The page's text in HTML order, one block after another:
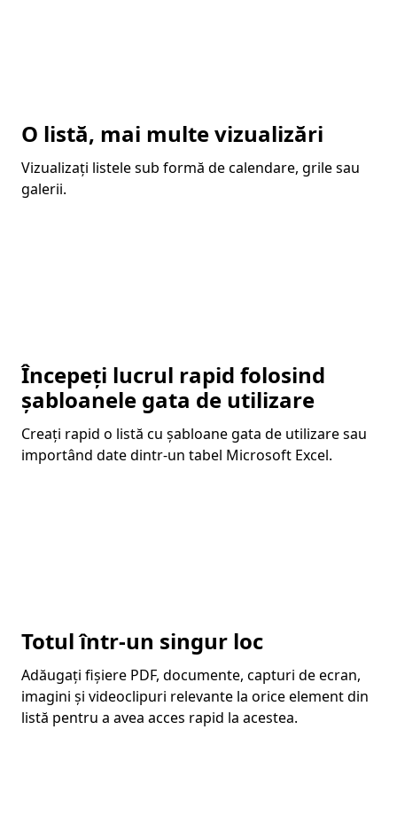
O listă, mai multe vizualizări
Vizualizați listele sub formă de calendare, grile sau
galerii.
Începeți lucrul rapid folosind
șabloanele gata de utilizare
Creați rapid o listă cu șabloane gata de utilizare sau
importând date dintr-un tabel Microsoft Excel.
Totul într-un singur loc
Adăugați fișiere PDF, documente, capturi de ecran,
imagini și videoclipuri relevante la orice element din
listă pentru a avea acces rapid la acestea.